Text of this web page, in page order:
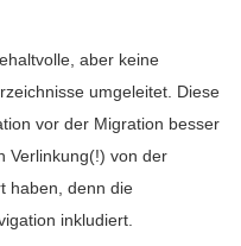
aber keine
umgeleitet. Diese
vor der Migration besser
Verlinkung(!) von der
haben, denn die
inkludiert.